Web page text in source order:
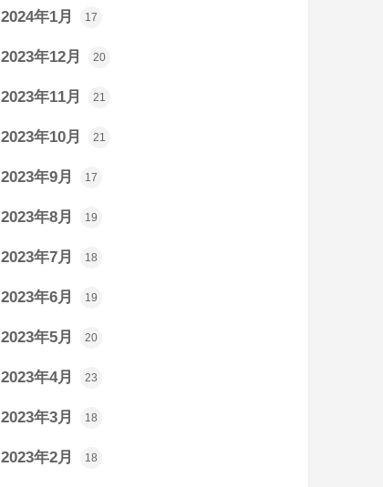
2024年1月 17
2023年12月 20
2023年11月 21
2023年10月 21
2023年9月 17
2023年8月 19
2023年7月 18
2023年6月 19
2023年5月 20
2023年4月 23
2023年3月 18
2023年2月 18